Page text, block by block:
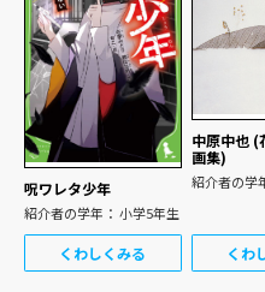
呪ワレタ少年
紹介者の学年： 小学5年生
くわしくみる
中原中也 (
画集)
くわ